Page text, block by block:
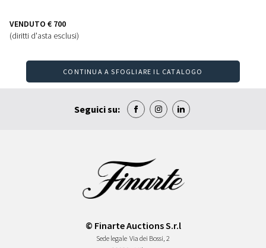
VENDUTO € 700
(diritti d'asta esclusi)
CONTINUA A SFOGLIARE IL CATALOGO
Seguici su:
© Finarte Auctions S.r.l
Sede legale Via dei Bossi, 2